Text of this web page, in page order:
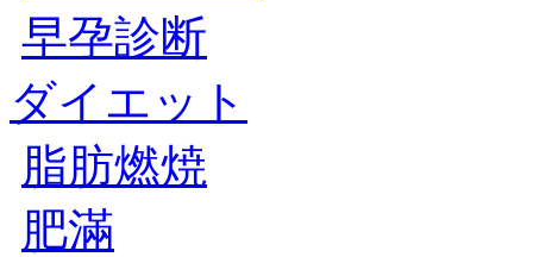
早孕診断
ダイエット
脂肪燃焼
肥滿